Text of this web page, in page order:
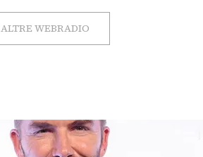
ALTRE WEBRADIO